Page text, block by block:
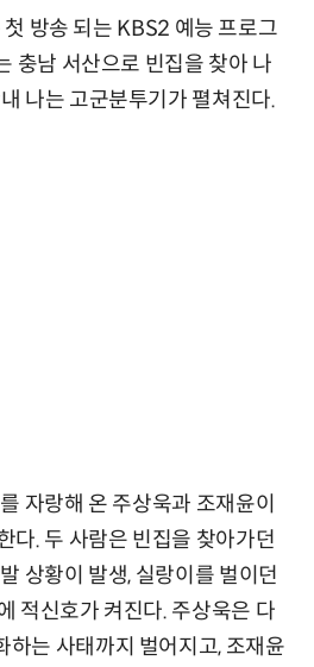
방송 되는 KBS2 예능 프로그
충남 서산으로 빈집을 찾아 나
나는 고군분투기가 펼쳐진다.
자랑해 온 주상욱과 조재윤이
다. 두 사람은 빈집을 찾아가던
상황이 발생, 실랑이를 벌이던
적신호가 켜진다. 주상욱은 다
하는 사태까지 벌어지고, 조재윤